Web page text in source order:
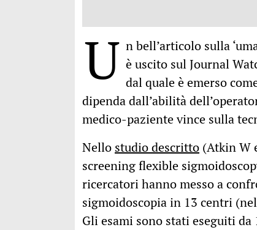
U n bell’articolo sulla
è uscito sul Journal
dal quale è emerso
dipenda dall’abilità
medico-paziente vince sulla
Nello studio descritto (Atkin W
screening flexible
ricercatori hanno messo a
sigmoidoscopia in 13 centri
Gli esami sono stati eseguiti